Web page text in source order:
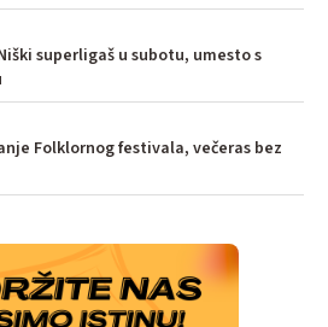
superligaš u subotu, umesto s
Folklornog festivala, večeras bez